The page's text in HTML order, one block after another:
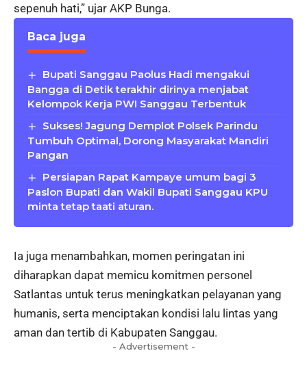
sepenuh hati,” ujar AKP Bunga.
Baca juga
Bupati Sanggau Paolus Hadi mengakui
Bangga di Detik terakhir dirinya menjabat
Kelompok Kerja PWI Sanggau Terbentuk
Sukses! Jagung Demplot Polsek Parindu
Tumbuh Optimal, Dorong Masyarakat Mandiri
Pangan
Persiapan Rapat Kampaye umum bagi 3
Paslon Bupati dan Wakil Bupati Sanggau KPU
minta tetap taati aturan.
Ia juga menambahkan, momen peringatan ini
diharapkan dapat memicu komitmen personel
Satlantas untuk terus meningkatkan pelayanan yang
humanis, serta menciptakan kondisi lalu lintas yang
aman dan tertib di Kabupaten Sanggau.
- Advertisement -